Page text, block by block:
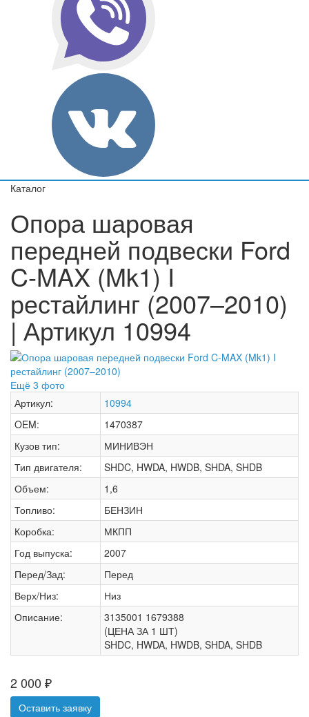
Каталог
Опора шаровая
передней подвески Ford
C-MAX (Mk1) I
рестайлинг (2007–2010)
| Артикул 10994
Ещё 3 фото
Артикул:
10994
OEM:
1470387
Кузов тип:
МИНИВЭН
Тип двигателя:
SHDC, HWDA, HWDB, SHDA, SHDB
Объем:
1,6
Топливо:
БЕНЗИН
Коробка:
МКПП
Год выпуска:
2007
Перед/Зад:
Перед
Верх/Низ:
Низ
Описание:
3135001 1679388
(ЦЕНА ЗА 1 ШТ)
SHDC, HWDA, HWDB, SHDA, SHDB
2 000 ₽
Оставить заявку